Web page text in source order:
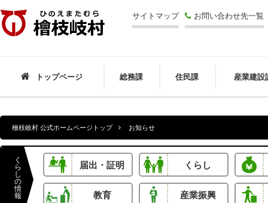
檜枝岐村サイトマップ お問い合わせ先一覧
トップページ 総務課 住民課 産業建設
檜枝岐村 公式ホームページトップ お知らせ
く
ら
し
の
情
報
届出・証明 くらし
教育 産業振興